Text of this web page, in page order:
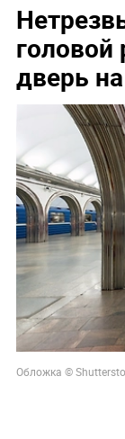
головой
дверь
Обложка ©